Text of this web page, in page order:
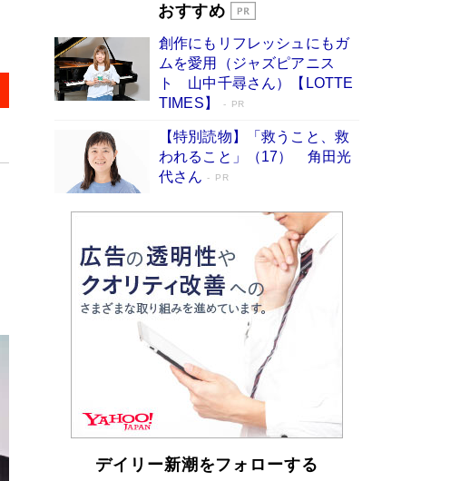
73歳でも働くしかない 「老後レス時代」
「なんで？ そんな馬鹿な……」90歳になった作
家・阿刀田高さんが、ひとり暮らしの生活を明か
す
Book Bang
グに『容疑者Xの献身』『白夜行』など代表作が
並ぶ［文庫ベストセラー］
Book Bang
和田秀樹の70代、80代向け新書がベスト3を独
「『火垂るの墓』は、大嘘である」原作者が抱き
続けた“自責の念”とは…「自己憐憫は描きたくな
い」監督が徹底的にこだわったこと（後編） #
戦争の記憶
Book Bang
おすすめ
創作にもリフレッシュにもガ
ムを愛用（ジャズピアニス
ト 山中千尋さん）【LOTTE
TIMES】
PR
【特別読物】「救うこと、救
われること」（17） 角田光
代さん
PR
デイリー新潮をフォローする